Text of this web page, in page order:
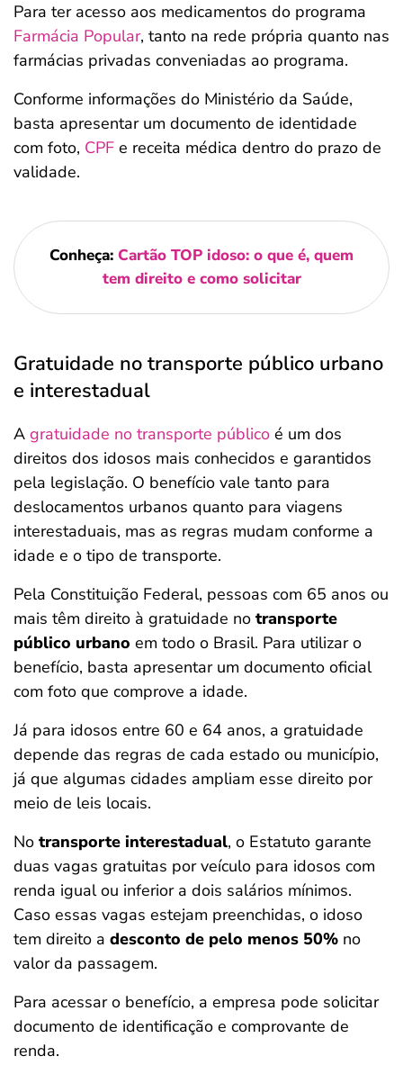
Para ter acesso aos medicamentos do programa
Farmácia Popular, tanto na rede própria quanto nas
farmácias privadas conveniadas ao programa.
Conforme informações do Ministério da Saúde,
basta apresentar um documento de identidade
com foto, CPF e receita médica dentro do prazo de
validade.
Conheça: Cartão TOP idoso: o que é, quem
tem direito e como solicitar
Gratuidade no transporte público urbano
e interestadual
A gratuidade no transporte público é um dos
direitos dos idosos mais conhecidos e garantidos
pela legislação. O benefício vale tanto para
deslocamentos urbanos quanto para viagens
interestaduais, mas as regras mudam conforme a
idade e o tipo de transporte.
Pela Constituição Federal, pessoas com 65 anos ou
mais têm direito à gratuidade no transporte
público urbano em todo o Brasil. Para utilizar o
benefício, basta apresentar um documento oficial
com foto que comprove a idade.
Já para idosos entre 60 e 64 anos, a gratuidade
depende das regras de cada estado ou município,
já que algumas cidades ampliam esse direito por
meio de leis locais.
No transporte interestadual, o Estatuto garante
duas vagas gratuitas por veículo para idosos com
renda igual ou inferior a dois salários mínimos.
Caso essas vagas estejam preenchidas, o idoso
tem direito a desconto de pelo menos 50% no
valor da passagem.
Para acessar o benefício, a empresa pode solicitar
documento de identificação e comprovante de
renda.